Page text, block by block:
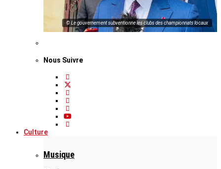
© Le gouvernement subventionne les clubs des championnats locaux
Nous Suivre
Culture
Musique